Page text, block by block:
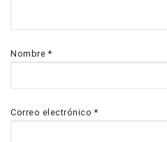
Nombre*
Correo electrónico*